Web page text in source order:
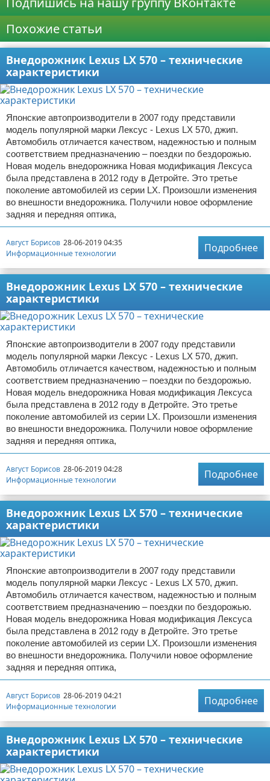
Похожие статьи
Внедорожник Lexus LX 570 – технические
характеристики
Японские автопроизводители в 2007 году представили
модель популярной марки Лексус - Lexus LX 570, джип.
Автомобиль отличается качеством, надежностью и полным
соответствием предназначению – поездки по бездорожью.
Новая модель внедорожника Новая модификация Лексуса
была представлена в 2012 году в Детройте. Это третье
поколение автомобилей из серии LX. Произошли изменения
во внешности внедорожника. Получили новое оформление
задняя и передняя оптика,
Август Борисов 28-06-2019 04:35
Информационные технологии
Подробнее
Внедорожник Lexus LX 570 – технические
характеристики
Японские автопроизводители в 2007 году представили
модель популярной марки Лексус - Lexus LX 570, джип.
Автомобиль отличается качеством, надежностью и полным
соответствием предназначению – поездки по бездорожью.
Новая модель внедорожника Новая модификация Лексуса
была представлена в 2012 году в Детройте. Это третье
поколение автомобилей из серии LX. Произошли изменения
во внешности внедорожника. Получили новое оформление
задняя и передняя оптика,
Август Борисов 28-06-2019 04:28
Информационные технологии
Подробнее
Внедорожник Lexus LX 570 – технические
характеристики
Японские автопроизводители в 2007 году представили
модель популярной марки Лексус - Lexus LX 570, джип.
Автомобиль отличается качеством, надежностью и полным
соответствием предназначению – поездки по бездорожью.
Новая модель внедорожника Новая модификация Лексуса
была представлена в 2012 году в Детройте. Это третье
поколение автомобилей из серии LX. Произошли изменения
во внешности внедорожника. Получили новое оформление
задняя и передняя оптика,
Август Борисов 28-06-2019 04:21
Информационные технологии
Подробнее
Внедорожник Lexus LX 570 – технические
характеристики